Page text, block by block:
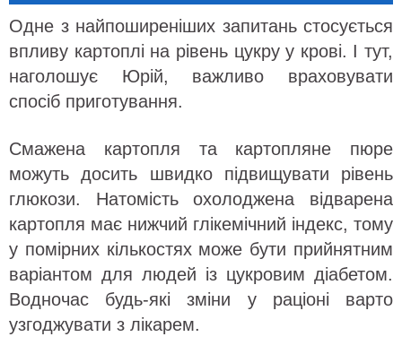
Одне з найпоширеніших запитань стосується
впливу картоплі на рівень цукру у крові. І тут,
наголошує Юрій, важливо враховувати
спосіб приготування.
Смажена картопля та картопляне пюре
можуть досить швидко підвищувати рівень
глюкози. Натомість охолоджена відварена
картопля має нижчий глікемічний індекс, тому
у помірних кількостях може бути прийнятним
варіантом для людей із цукровим діабетом.
Водночас будь-які зміни у раціоні варто
узгоджувати з лікарем.